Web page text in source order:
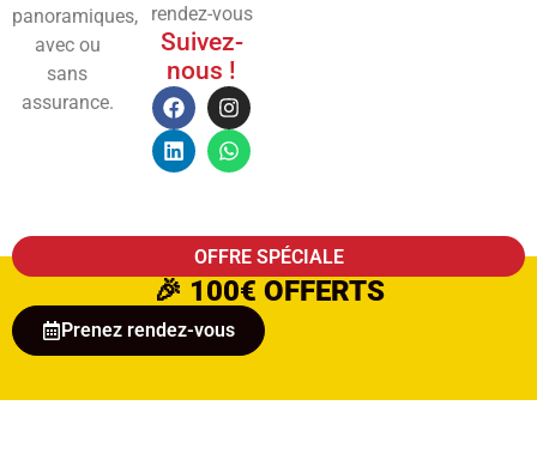
panoramiques,
avec ou
sans
assurance.
rendez-vous
Suivez-
nous !
OFFRE SPÉCIALE
🎉 100€ OFFERTS
Prenez rendez-vous